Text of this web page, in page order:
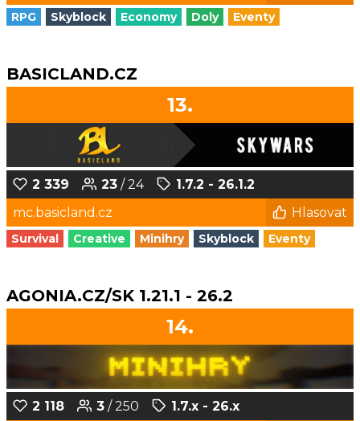
RPG Skyblock Economy Doly Eventy
BASICLAND.CZ
13.
2 339 23 / 24
1.7.2 - 26.1.2
mc.basicland.cz
Hlasovat
Survival Creative Minihry Skyblock Eventy
AGONIA.CZ/SK 1.21.1 - 26.2
14.
2 118 3 / 250
1.7.x - 26.x